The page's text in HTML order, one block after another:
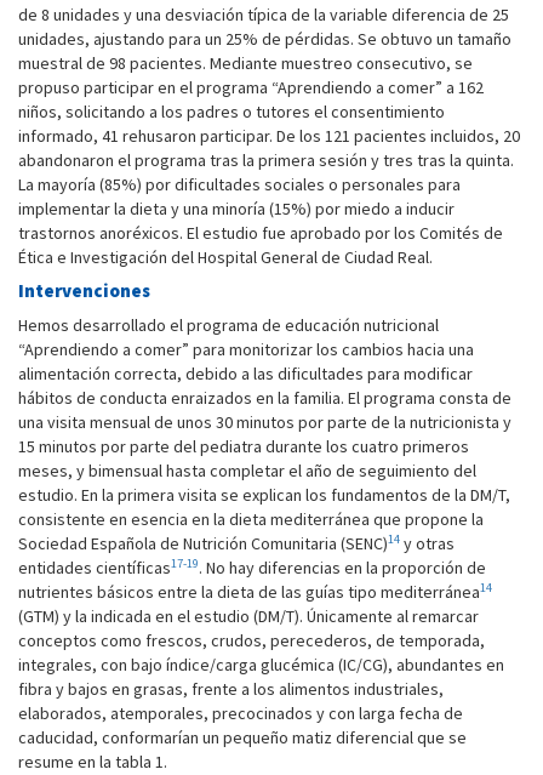
de 8 unidades y una desviación típica de la variable diferencia de 25
unidades, ajustando para un 25% de pérdidas. Se obtuvo un tamaño
muestral de 98 pacientes. Mediante muestreo consecutivo, se
propuso participar en el programa “Aprendiendo a comer” a 162
niños, solicitando a los padres o tutores el consentimiento
informado, 41 rehusaron participar. De los 121 pacientes incluidos, 20
abandonaron el programa tras la primera sesión y tres tras la quinta.
La mayoría (85%) por dificultades sociales o personales para
implementar la dieta y una minoría (15%) por miedo a inducir
trastornos anoréxicos. El estudio fue aprobado por los Comités de
Ética e Investigación del Hospital General de Ciudad Real.
Intervenciones
Hemos desarrollado el programa de educación nutricional
“Aprendiendo a comer” para monitorizar los cambios hacia una
alimentación correcta, debido a las dificultades para modificar
hábitos de conducta enraizados en la familia. El programa consta de
una visita mensual de unos 30 minutos por parte de la nutricionista y
15 minutos por parte del pediatra durante los cuatro primeros
meses, y bimensual hasta completar el año de seguimiento del
estudio. En la primera visita se explican los fundamentos de la DM/T,
consistente en esencia en la dieta mediterránea que propone la
Sociedad Española de Nutrición Comunitaria (SENC)14 y otras
entidades científicas17-19. No hay diferencias en la proporción de
nutrientes básicos entre la dieta de las guías tipo mediterránea14
(GTM) y la indicada en el estudio (DM/T). Únicamente al remarcar
conceptos como frescos, crudos, perecederos, de temporada,
integrales, con bajo índice/carga glucémica (IC/CG), abundantes en
fibra y bajos en grasas, frente a los alimentos industriales,
elaborados, atemporales, precocinados y con larga fecha de
caducidad, conformarían un pequeño matiz diferencial que se
resume en la tabla 1.